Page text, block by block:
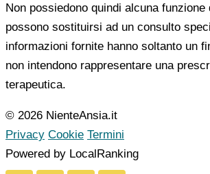
Non possiedono quindi alcuna funzione
possono sostituirsi ad un consulto
informazioni fornite hanno soltanto un
non intendono rappresentare una
terapeutica.
© 2026 NienteAnsia.it
Privacy Cookie Termini
Powered by LocalRanking